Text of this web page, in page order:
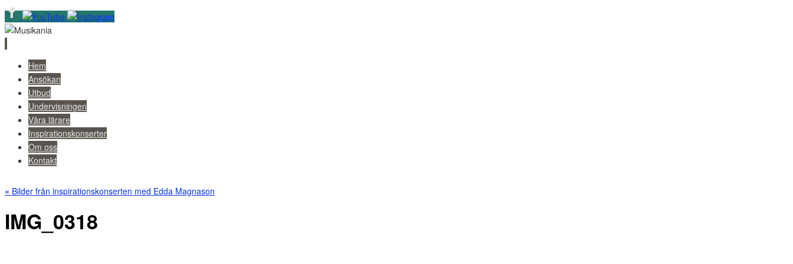
Skip
content
Hem
Ansökan
Utbud
Undervisningen
Våra lärare
Inspirationskonserter
Om oss
Kontakt
« Bilder från inspirationskonserten med Edda Magnason
IMG_0318